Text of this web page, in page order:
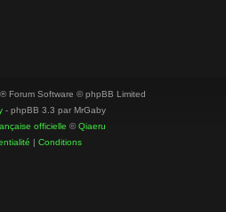
® Forum Software © phpBB Limited
- phpBB 3.3 par MrGaby
officielle ©Qiaeru
| Conditions